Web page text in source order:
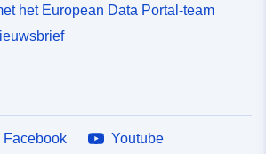
het European Data Portal-team
Facebook
Youtube